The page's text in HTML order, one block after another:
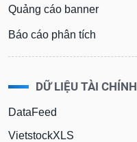
Quảng cáo banner
Báo cáo phân tích
DỮ LIỆU TÀI CHÍNH
DataFeed
VietstockXLS